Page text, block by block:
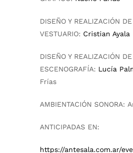
DISEÑO Y REALIZACIÓN DE
VESTUARIO: Cristian Ayala
DISEÑO Y REALIZACIÓN DE
ESCENOGRAFÍA: Lucía
Frías
AMBIENTACIÓN SONORA:
ANTICIPADAS EN:
https://antesala.com.ar/